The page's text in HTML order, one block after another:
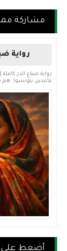
مشاركة
رواية
رواية ضياع الدر
قاعدين بتونسوا. هم
أضغط على